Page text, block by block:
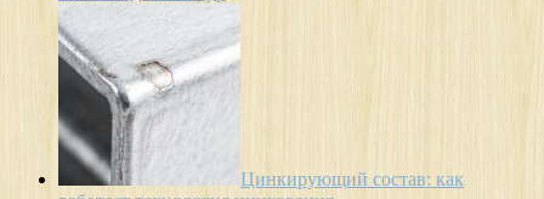
Цинкирующий состав: как